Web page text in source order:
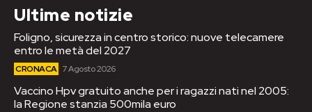
Ultime notizie
Foligno, sicurezza in centro storico: nuove telecamere
entro le metà del 2027
CRONACA 7 Agosto 2026
Vaccino Hpv gratuito anche per i ragazzi nati nel 2005:
la Regione stanzia 500mila euro